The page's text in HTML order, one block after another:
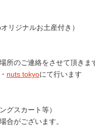
リジナルお土産付き）
のご連絡をさせて頂きま
nuts tokyoにて行います
グスカート等）
合がございます。